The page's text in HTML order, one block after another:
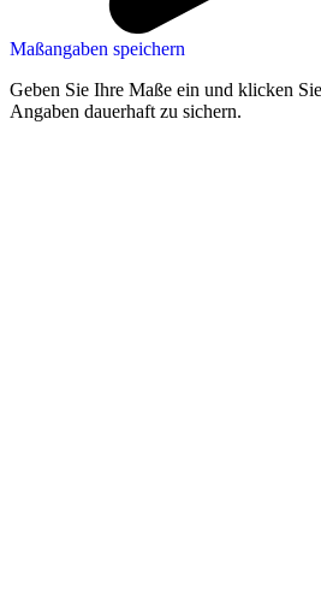
Maßangaben speichern
Geben Sie Ihre Maße ein und klicken
Angaben dauerhaft zu sichern.